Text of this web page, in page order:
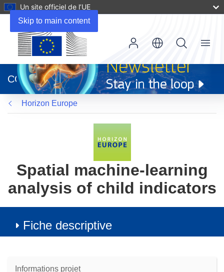
Skip to main content
Un site officiel de l’UE
dans
une
nouvelle
fenêtre)
CORDIS
Menu
Horizon Europe
Spatial machine-learning
analysis of child indicators
Fiche descriptive
Informations projet